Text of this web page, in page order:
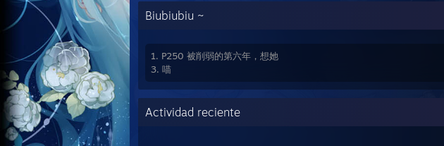
Biubiubiu ~
1. P250 被削弱的第六年，想她
3. 喵
Actividad reciente